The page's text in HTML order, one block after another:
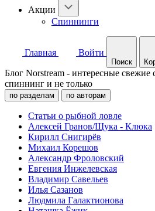
Акции
Спиннинги
Главная Войти
Поиск
Блог Norstream - интересные свежие
спиннинг и не только
по разделам по авторам
Статьи о рыбной ловле
Алексей Гранов/Щука - Клюка
Кирилл Снигирёв
Михаил Корешов
Александр Фроловский
Евгения Инжелевская
Владимир Савельев
Илья Сазанов
Людмила Галактионова